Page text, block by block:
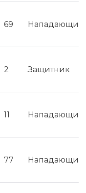
69 Нападающий
2 Защитник
11 Нападающий
77 Нападающий